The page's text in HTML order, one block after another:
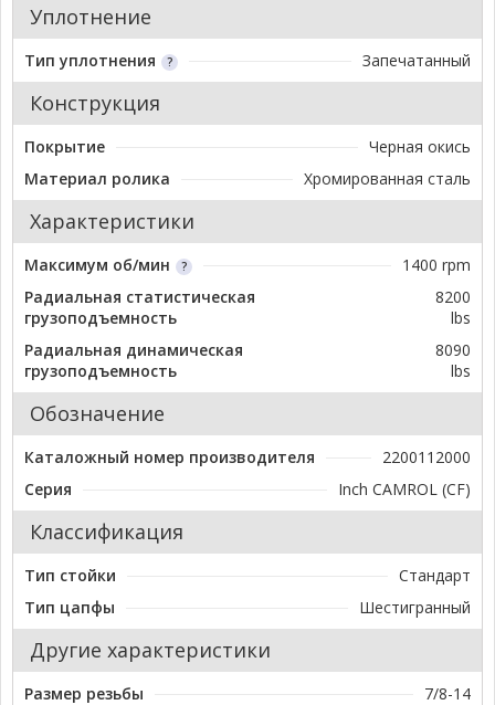
Уплотнение
Тип уплотнения Запечатанный
Конструкция
Покрытие
Черная окись
Материал ролика
Хромированная сталь
Характеристики
Максимум об/мин
1400 rpm
Радиальная статистическая
грузоподъемность
8200
lbs
Радиальная динамическая
грузоподъемность
8090
lbs
Обозначение
Каталожный номер производителя
2200112000
Серия
Inch CAMROL (CF)
Классификация
Тип стойки
Стандарт
Тип цапфы
Шестигранный
Другие характеристики
Размер резьбы
7/8-14